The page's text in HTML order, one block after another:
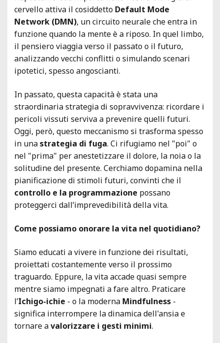
cervello attiva il cosiddetto Default Mode
Network (DMN), un circuito neurale che entra in
funzione quando la mente è a riposo. In quel limbo,
il pensiero viaggia verso il passato o il futuro,
analizzando vecchi conflitti o simulando scenari
ipotetici, spesso angoscianti.
In passato, questa capacità è stata una
straordinaria strategia di sopravvivenza: ricordare i
pericoli vissuti serviva a prevenire quelli futuri.
Oggi, però, questo meccanismo si trasforma spesso
in unastrategia di fuga. Ci rifugiamo nel "poi" o
nel "prima" per anestetizzare il dolore, la noia o la
solitudine del presente. Cerchiamo dopamina nella
pianificazione di stimoli futuri, convinti che il
controllo e la programmazione possano
proteggerci dall’imprevedibilità della vita.
Come possiamo onorare la vita nel quotidiano?
Siamo educati a vivere in funzione dei risultati,
proiettati costantemente verso il prossimo
traguardo. Eppure, la vita accade quasi sempre
mentre siamo impegnati a fare altro. Praticare
l’Ichigo-ichie - o la moderna Mindfulness -
significa interrompere la dinamica dell'ansia e
tornare avalorizzare i gesti minimi.